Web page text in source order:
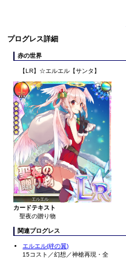
プログレス詳細
赤の世界
【LR】☆エルエル【サンタ】
カードテキスト
聖夜の贈り物
関連プログレス
エルエル(絆の翼)
15コスト／幻想／神槍再現・全